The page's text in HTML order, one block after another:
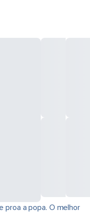
proa a popa. O melhor